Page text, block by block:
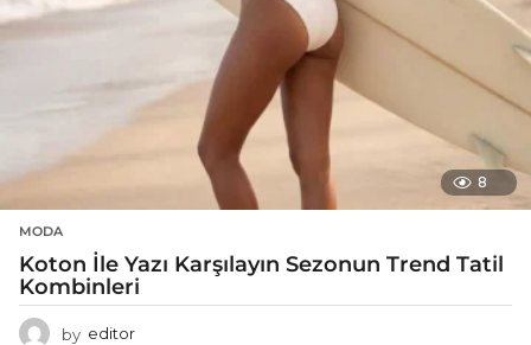
8
MODA
Koton İle Yazı Karşılayın Sezonun Trend Tatil
Kombinleri
by editor